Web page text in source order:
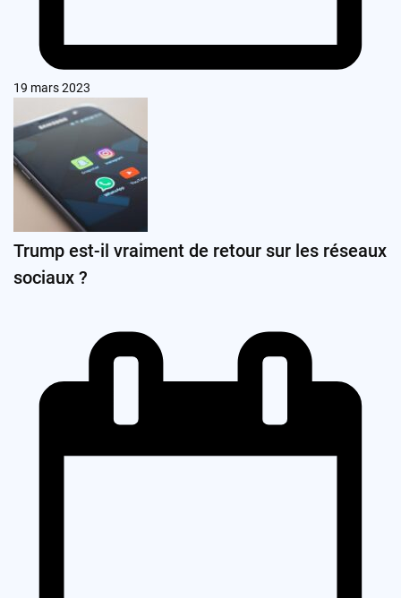
19 mars 2023
Trump est-il vraiment de retour sur les réseaux
sociaux ?